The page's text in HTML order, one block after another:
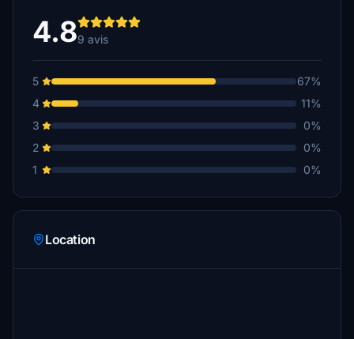
4.89 avis
5
67%
4
11%
3
0%
2
0%
1
0%
Location